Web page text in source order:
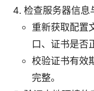
检查服务器信息
重新获取配置
口、证书是否
校验证书有效
完整。